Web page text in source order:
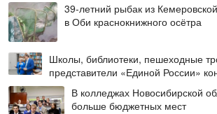
39-летний рыбак из
в Оби краснокнижного осётра
Школы, библиотеки, пешеходные
представители «Единой России»
работы на социальных объектах
В колледжах Новосибирской
больше бюджетных мест